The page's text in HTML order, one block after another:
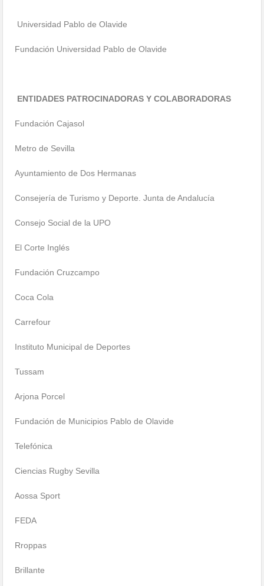
Universidad Pablo de Olavide
Fundación Universidad Pablo de Olavide
ENTIDADES PATROCINADORAS Y COLABORADORAS
Fundación Cajasol
Metro de Sevilla
Ayuntamiento de Dos Hermanas
Consejería de Turismo y Deporte. Junta de Andalucía
Consejo Social de la UPO
El Corte Inglés
Fundación Cruzcampo
Coca Cola
Carrefour
Instituto Municipal de Deportes
Tussam
Arjona Porcel
Fundación de Municipios Pablo de Olavide
Telefónica
Ciencias Rugby Sevilla
Aossa Sport
FEDA
Rroppas
Brillante